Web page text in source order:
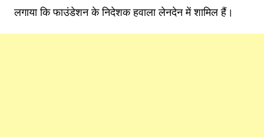
लगाया कि फाउंडेशन के निदेशक हवाला लेनदेन में शामिल हैं।